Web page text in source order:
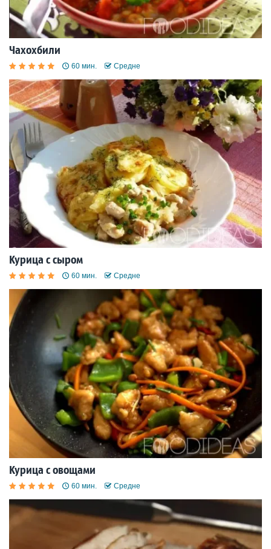
Чахохбили
60 мин. Средне
Курица с сыром
60 мин. Средне
Курица с овощами
60 мин. Средне